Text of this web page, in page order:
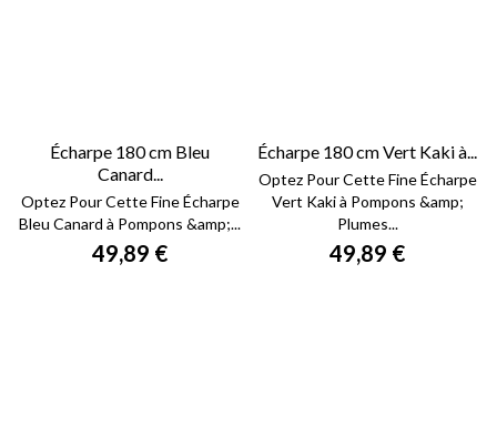
Écharpe 180 cm Bleu
Canard...
Optez Pour Cette Fine Écharpe
Bleu Canard à Pompons &amp;...
49,89 €
Écharpe 180 cm Vert Kaki à...
Optez Pour Cette Fine Écharpe
Vert Kaki à Pompons &amp;
Plumes...
49,89 €